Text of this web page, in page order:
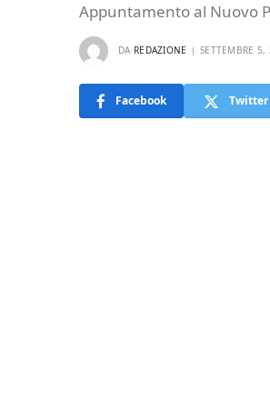
Appuntamento al Nuovo
DA REDAZIONE SETTEMBRE
Facebook Twitter